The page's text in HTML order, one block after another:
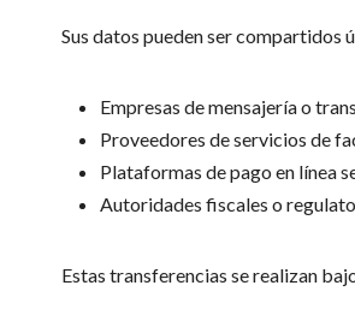
Sus datos pueden ser compartidos
Empresas de mensajería o
Proveedores de servicios de
Plataformas de pago en línea
Autoridades fiscales o
Estas transferencias se realizan